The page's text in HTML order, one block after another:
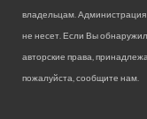
владельцам.
не несет. Если Вы
авторские права,
пожалуйста, сообщите нам.